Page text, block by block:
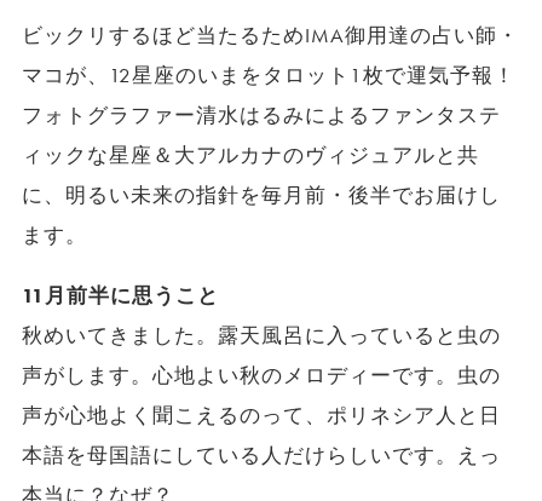
ビックリするほど当たるためIMA御用達の占い師・
マコが、12星座のいまをタロット1枚で運気予報！
フォトグラファー清水はるみによるファンタステ
ィックな星座＆大アルカナのヴィジュアルと共
に、明るい未来の指針を毎月前・後半でお届けし
ます。
11月前半に思うこと
秋めいてきました。露天風呂に入っていると虫の
声がします。心地よい秋のメロディーです。虫の
声が心地よく聞こえるのって、ポリネシア人と日
本語を母国語にしている人だけらしいです。えっ
本当に？なぜ？